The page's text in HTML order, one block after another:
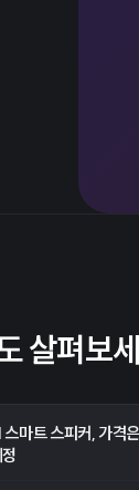
살펴보
마트 스피커, 가격